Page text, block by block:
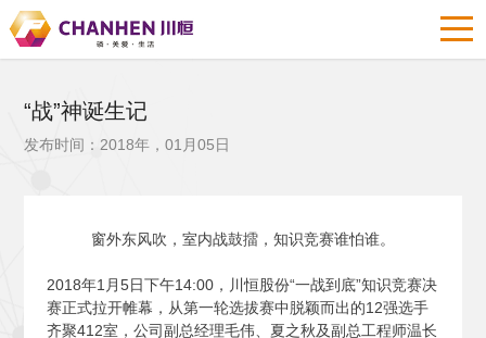
“战”神诞生记
发布时间：2018年，01月05日
窗外东风吹，室内战鼓擂，知识竞赛谁怕谁。
2018年1月5日下午14:00，川恒股份“一战到底”知识竞赛决
赛正式拉开帷幕，从第一轮选拔赛中脱颖而出的12强选手
齐聚412室，公司副总经理毛伟、夏之秋及副总工程师温长